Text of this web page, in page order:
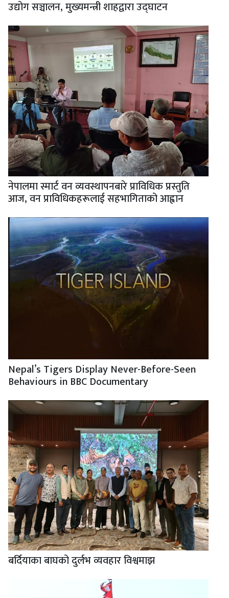
उद्योग सञ्चालन, मुख्यमन्त्री शाहद्वारा उद्घाटन
नेपालमा स्मार्ट वन व्यवस्थापनबारे प्राविधिक प्रस्तुति
आज, वन प्राविधिकहरूलाई सहभागिताको आह्वान
Nepal’s Tigers Display Never-Before-Seen
Behaviours in BBC Documentary
बर्दियाका बाघको दुर्लभ व्यवहार विश्वमाझ